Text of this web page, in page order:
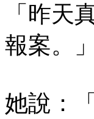
「昨天
報案。」
她說：